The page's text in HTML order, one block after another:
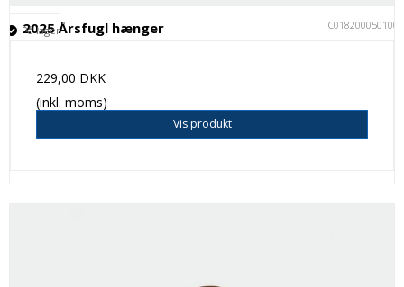
2025 Årsfugl hænger C018200050100
På lager
229,00 DKK
(inkl. moms)
Vis produkt